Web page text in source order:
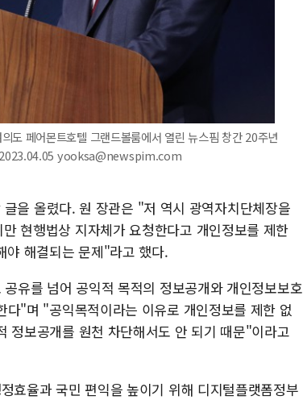
도 페어몬트호텔 그랜드볼룸에서 열린 뉴스핌 창간 20주년
2023.04.05 yooksa@newspim.com
을 올렸다. 원 장관은 "저 역시 광역자치단체장을
현행법상 지자체가 요청한다고 개인정보를 제한
야 해결되는 문제"라고 했다.
유를 넘어 공익적 목적의 정보공개와 개인정보보호
"며 "공익목적이라는 이유로 개인정보를 제한 없
정보공개를 원천 차단해서도 안 되기 때문"이라고
효율과 국민 편익을 높이기 위해 디지털플랫폼정부